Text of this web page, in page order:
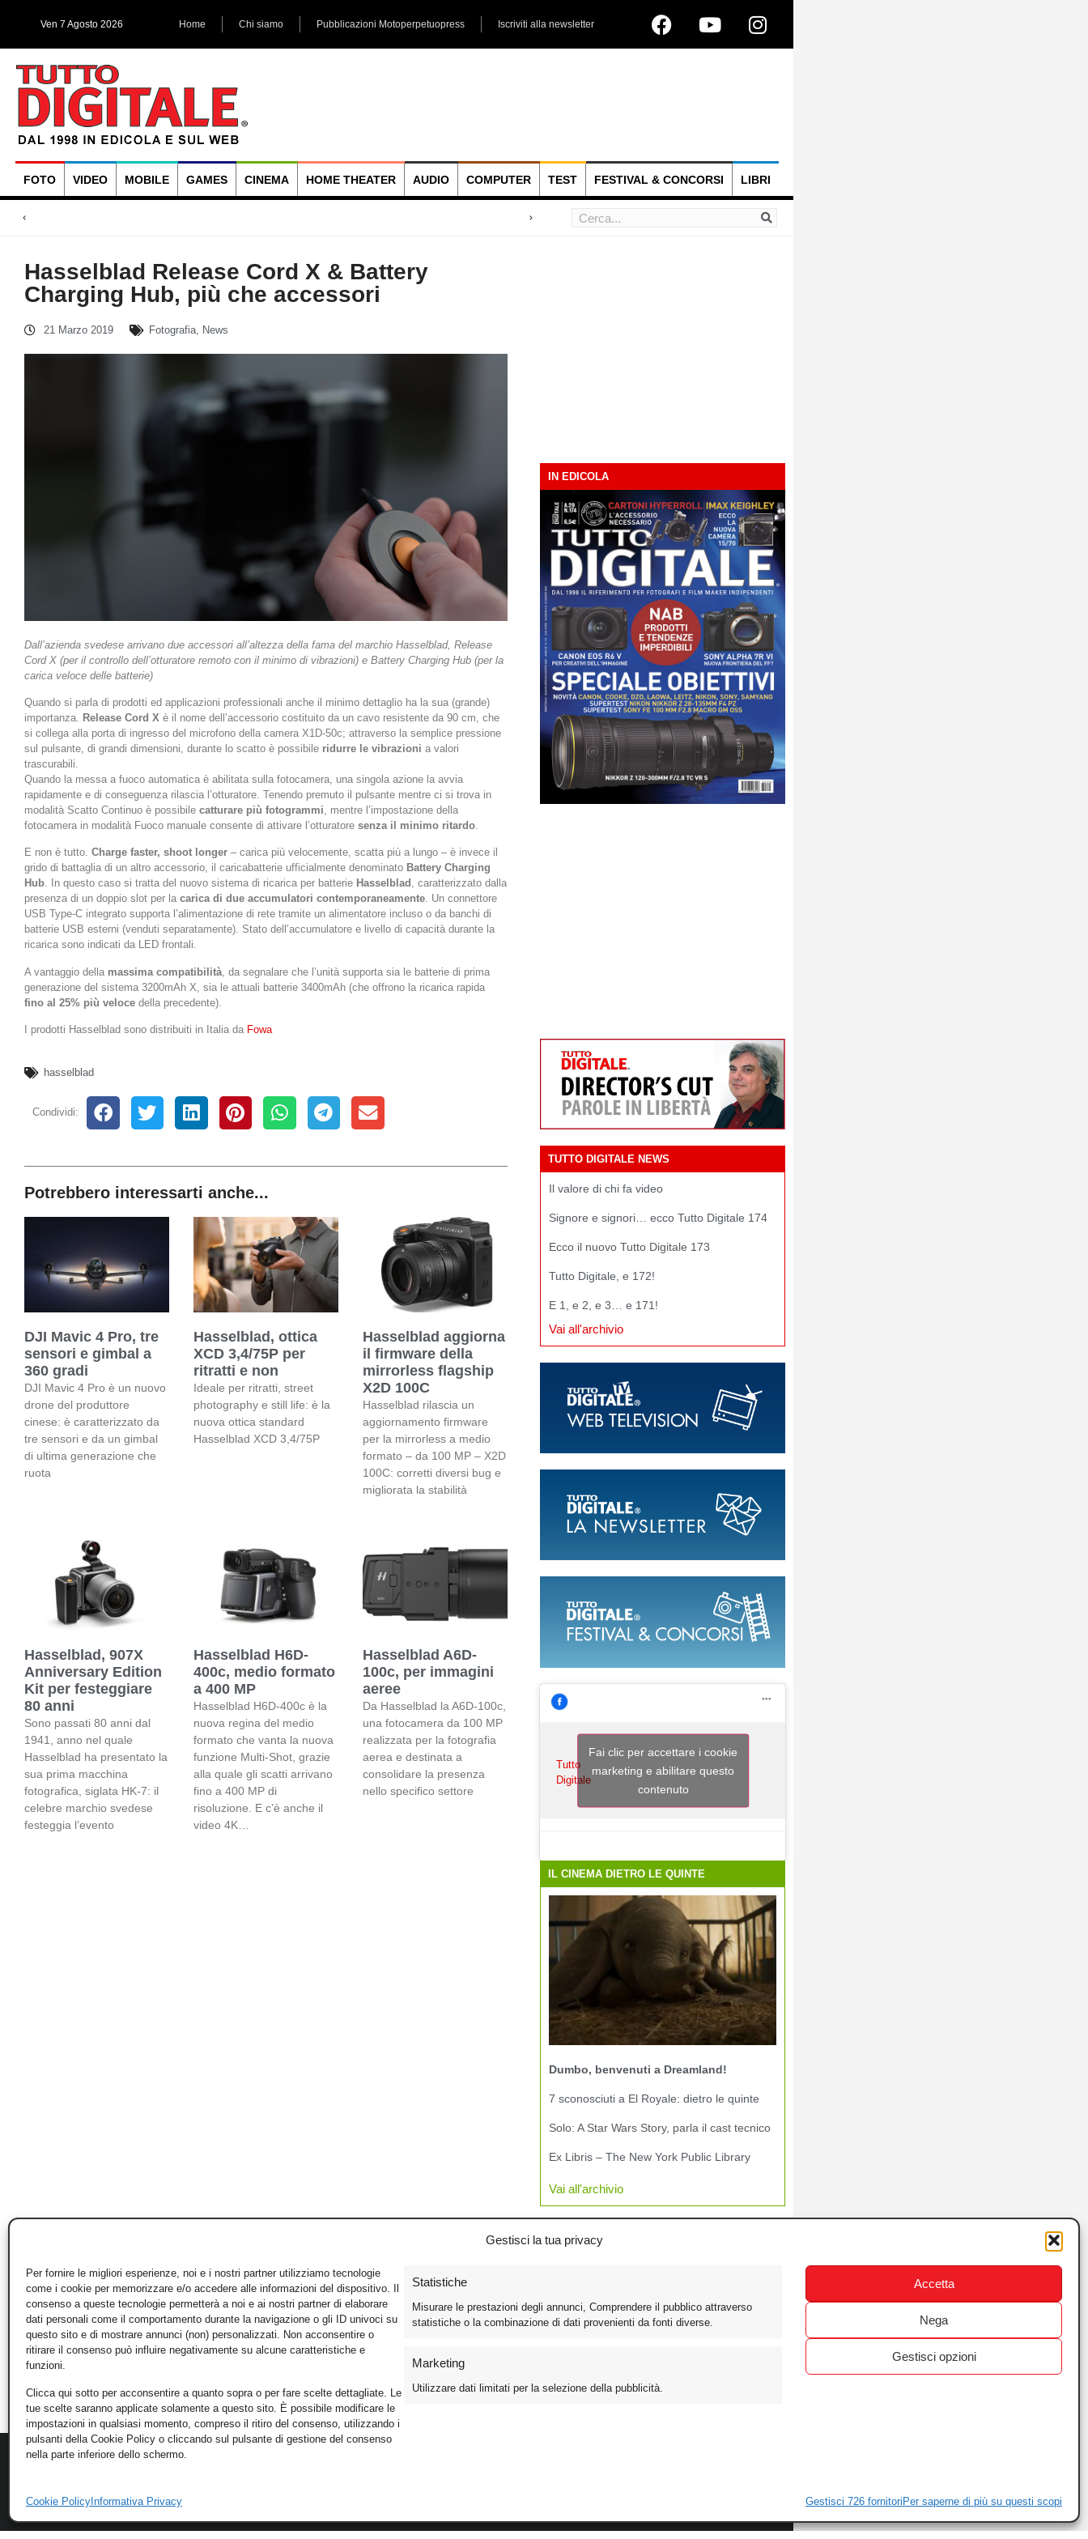
Gestisci la tua privacy
Per fornire le migliori esperienze, noi e i nostri partner utilizziamo tecnologie
come i cookie per memorizzare e/o accedere alle informazioni del dispositivo. Il
consenso a queste tecnologie permetterà a noi e ai nostri partner di elaborare
dati personali come il comportamento durante la navigazione o gli ID univoci su
questo sito e di mostrare annunci (non) personalizzati. Non acconsentire o
ritirare il consenso può influire negativamente su alcune caratteristiche e
funzioni.
Clicca qui sotto per acconsentire a quanto sopra o per fare scelte dettagliate. Le
tue scelte saranno applicate solamente a questo sito. È possibile modificare le
impostazioni in qualsiasi momento, compreso il ritiro del consenso, utilizzando i
pulsanti della Cookie Policy o cliccando sul pulsante di gestione del consenso
nella parte inferiore dello schermo.
Statistiche
Misurare le prestazioni degli annunci, Comprendere il pubblico attraverso
statistiche o la combinazione di dati provenienti da fonti diverse.
Marketing
Utilizzare dati limitati per la selezione della pubblicità.
Gestisci 726 fornitori Per saperne di più su questi scopi
Accetta
Nega
Gestisci opzioni
Cookie Policy Informativa Privacy
Ven 7 Agosto 2026 Home Chi siamo Pubblicazioni Motoperpetuopress Iscriviti alla newsletter
FOTO VIDEO MOBILE GAMES CINEMA HOME THEATER AUDIO COMPUTER TEST FESTIVAL & CONCORSI LIBRI
Hasselblad Release Cord X & Battery
Charging Hub, più che accessori
21 Marzo 2019 Fotografia, News
Dall’azienda svedese arrivano due accessori all’altezza della fama del marchio Hasselblad, Release
Cord X (per il controllo dell’otturatore remoto con il minimo di vibrazioni) e Battery Charging Hub (per la
carica veloce delle batterie)
Quando si parla di prodotti ed applicazioni professionali anche il minimo dettaglio ha la sua (grande)
importanza.
Release Cord X è il nome dell’accessorio costituito da un cavo resistente da 90 cm, che
si collega alla porta di ingresso del microfono della camera X1D-50c; attraverso la semplice pressione
sul pulsante, di grandi dimensioni, durante lo scatto è possibile ridurre le vibrazioni a valori
trascurabili.
Quando la messa a fuoco automatica è abilitata sulla fotocamera, una singola azione la avvia
rapidamente e di conseguenza rilascia l’otturatore. Tenendo premuto il pulsante mentre ci si trova in
modalità Scatto Continuo è possibile catturare più fotogrammi , mentre l’impostazione della
fotocamera in modalità Fuoco manuale consente di attivare l’otturatore senza il minimo ritardo
E non è tutto. Charge faster, shoot longer – carica più velocemente, scatta più a lungo – è invece il
grido di battaglia di un altro accessorio, il caricabatterie ufficialmente denominato Battery Charging
Hub. In questo caso si tratta del nuovo sistema di ricarica per batterie Hasselblad , caratterizzato dalla
presenza di un doppio slot per la carica di due accumulatori contemporaneamente. Un connettore
USB Type-C integrato supporta l’alimentazione di rete tramite un alimentatore incluso o da banchi di
batterie USB esterni (venduti separatamente). Stato dell’accumulatore e livello di capacità durante la
ricarica sono indicati da LED frontali.
A vantaggio della massima compatibilità , da segnalare che l’unità supporta sia le batterie di prima
generazione del sistema 3200mAh X, sia le attuali batterie 3400mAh (che offrono la ricarica rapida
fino al 25% più veloce della precedente).
I prodotti Hasselblad sono distribuiti in Italia da Fowa
hasselblad
Condividi:
Potrebbero interessarti anche...
DJI Mavic 4 Pro, tre
sensori e gimbal a
360 gradi
DJI Mavic 4 Pro è un nuovo
drone del produttore
cinese: è caratterizzato da
tre sensori e da un gimbal
di ultima generazione che
ruota
Hasselblad, ottica
XCD 3,4/75P per
ritratti e non
Ideale per ritratti, street
photography e still life: è la
nuova ottica standard
Hasselblad XCD 3,4/75P
Hasselblad aggiorna
il firmware della
mirrorless flagship
X2D 100C
Hasselblad rilascia un
aggiornamento firmware
per la mirrorless a medio
formato – da 100 MP – X2D
100C: corretti diversi bug e
migliorata la stabilità
Hasselblad, 907X
Anniversary Edition
Kit per festeggiare
80 anni
Sono passati 80 anni dal
1941, anno nel quale
Hasselblad ha presentato la
sua prima macchina
fotografica, siglata HK-7: il
celebre marchio svedese
festeggia l’evento
Hasselblad H6D-
400c, medio formato
a 400 MP
Hasselblad H6D-400c è la
nuova regina del medio
formato che vanta la nuova
funzione Multi-Shot, grazie
alla quale gli scatti arrivano
fino a 400 MP di
risoluzione. E c’è anche il
video 4K…
Hasselblad A6D-
100c, per immagini
aeree
Da Hasselblad la A6D-100c,
una fotocamera da 100 MP
realizzata per la fotografia
aerea e destinata a
consolidare la presenza
nello specifico settore
IN EDICOLA
TUTTO DIGITALE NEWS
Il valore di chi fa video
Signore e signori… ecco Tutto Digitale 174
Ecco il nuovo Tutto Digitale 173
Tutto Digitale, e 172!
E 1, e 2, e 3… e 171!
Vai all'archivio
Tutto
Digitale
Fai clic per accettare i cookie
marketing e abilitare questo
contenuto
IL CINEMA DIETRO LE QUINTE
Dumbo, benvenuti a Dreamland!
7 sconosciuti a El Royale: dietro le quinte
Solo: A Star Wars Story, parla il cast tecnico
Ex Libris – The New York Public Library
Vai all'archivio